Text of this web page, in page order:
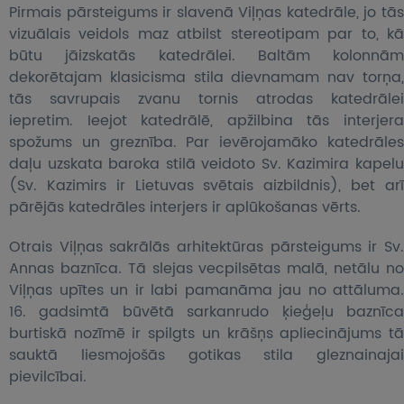
Pirmais pārsteigums ir slavenā Viļņas katedrāle, jo tās
vizuālais veidols maz atbilst stereotipam par to, kā
būtu jāizskatās katedrālei. Baltām kolonnām
dekorētajam klasicisma stila dievnamam nav torņa,
tās savrupais zvanu tornis atrodas katedrālei
iepretim. Ieejot katedrālē, apžilbina tās interjera
spožums un greznība. Par ievērojamāko katedrāles
daļu uzskata baroka stilā veidoto Sv. Kazimira kapelu
(Sv. Kazimirs ir Lietuvas svētais aizbildnis), bet arī
pārējās katedrāles interjers ir aplūkošanas vērts.
Otrais Viļņas sakrālās arhitektūras pārsteigums ir Sv.
Annas baznīca. Tā slejas vecpilsētas malā, netālu no
Viļņas upītes un ir labi pamanāma jau no attāluma.
16. gadsimtā būvētā sarkanrudo ķieģeļu baznīca
burtiskā nozīmē ir spilgts un krāšņs apliecinājums tā
sauktā liesmojošās gotikas stila gleznainajai
pievilcībai.